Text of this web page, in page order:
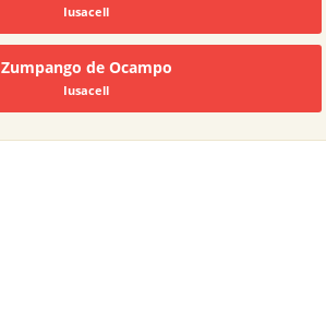
Iusacell
Zumpango de Ocampo
Iusacell